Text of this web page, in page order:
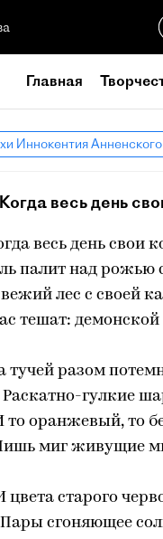
Главная
Иннокентия Анненского
весь день
весь день свои
палит над рожью
лес с своей
тешат:
тучей разом
Раскатно-гулкие
то оранжевый, то
миг живущие
цвета старого
Пары сгоняющее